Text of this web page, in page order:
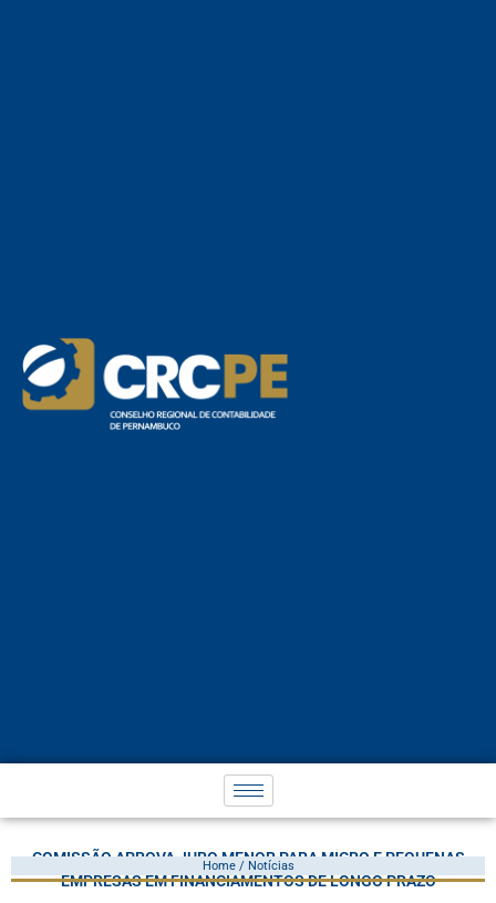
COMISSÃO APROVA JURO MENOR PARA MICRO E PEQUENAS
EMPRESAS EM FINANCIAMENTOS DE LONGO PRAZO
Home / Notícias